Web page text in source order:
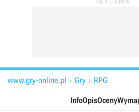
www.gry-online.pl  Gry  RPG
InfoOpisOceny